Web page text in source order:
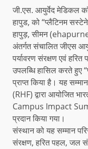
जी.एस. आयुर्वेद मेडिकल
हापुड, को “प्लैटिनम
हापुड़, सीमन
अंतर्गत संचालित जीएस
पर्यावरण संरक्षण एवं
उपलब्धि हासिल करते हुए
प्राप्त किया है। यह
(RHF) द्वारा आयोजित
Campus Impact
प्रदान किया गया।
संस्थान को यह सम्मान
संरक्षण, हरित पहल, जल